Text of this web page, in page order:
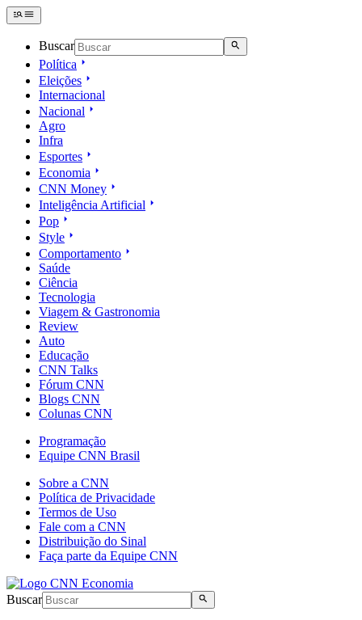
Buscar
Política
Eleições
Internacional
Nacional
Agro
Infra
Esportes
Economia
CNN Money
Inteligência Artificial
Pop
Style
Comportamento
Saúde
Ciência
Tecnologia
Viagem & Gastronomia
Review
Auto
Educação
CNN Talks
Fórum CNN
Blogs CNN
Colunas CNN
Programação
Equipe CNN Brasil
Sobre a CNN
Política de Privacidade
Termos de Uso
Fale com a CNN
Distribuição do Sinal
Faça parte da Equipe CNN
Buscar